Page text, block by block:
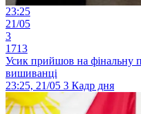
23:25
21/05
3
1713
Усик прийшов на фінальну
вишиванці
23:25, 21/05 3 Кадр дня